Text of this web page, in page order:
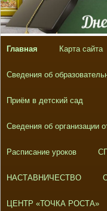
Главная Карта сайта
Сведения об
Приём в детский сад
Сведения об организации
Расписание уроков
НАСТАВНИЧЕСТВО
ЦЕНТР «ТОЧКА РОСТА»